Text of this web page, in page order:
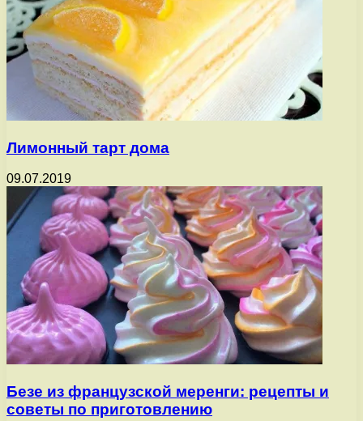
Лимонный тарт дома
09.07.2019
Безе из французской меренги: рецепты и
советы по приготовлению